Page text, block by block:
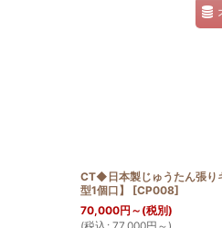
CT◆日本製じゅうたん張
型1個口】
[CP008]
70,000円 ～ (税別)